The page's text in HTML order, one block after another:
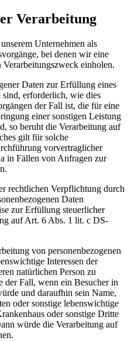
Verarbeitung
Unternehmen als
bei denen wir eine
einholen.
Daten zur Erfüllung eines
sind, erforderlich, wie dies
der Fall ist, die für eine
einer sonstigen Leistung
so beruht die Verarbeitung auf
gilt für solche
vorvertraglicher
in Fällen von Anfragen zur
rechtlichen Verpflichtung durch
Daten
zur Erfüllung steuerlicher
auf Art. 6 Abs. 1 lit. c DS-
von personenbezogenen
Interessen der
natürlichen Person zu
der Fall, wenn ein Besucher in
und daraufhin sein Name,
oder sonstige lebenswichtige
oder sonstige Dritte
würde die Verarbeitung auf